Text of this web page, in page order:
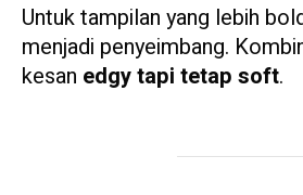
Untuk tampilan yang lebih
menjadi penyeimbang.
kesan edgy tapi tetap soft.